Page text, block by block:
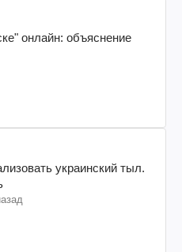
онлайн: объяснение
украинский тыл.